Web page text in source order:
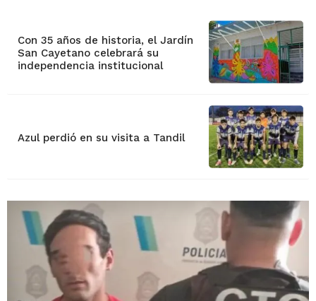
Con 35 años de historia, el Jardín
San Cayetano celebrará su
independencia institucional
Azul perdió en su visita a Tandil